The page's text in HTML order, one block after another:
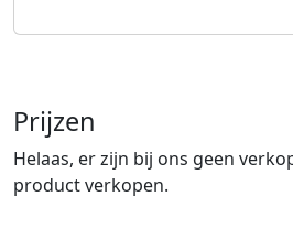
Prijzen
Helaas, er zijn bij ons geen
product verkopen.